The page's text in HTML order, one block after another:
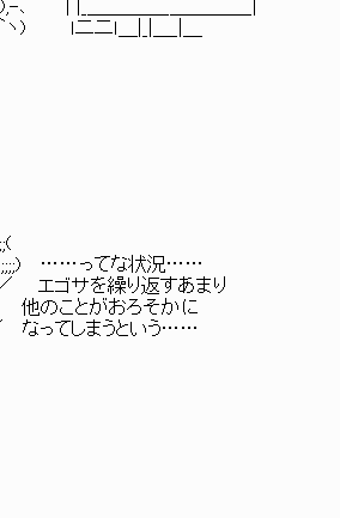
､ | |_＿＿＿＿_＿＿＿＿_|
ｌ二二ｌ＿|_|＿_|＿
……ってな状況……
ゴサを繰り返すあまり
のことがおろそかに
てしまうという……
|
| |